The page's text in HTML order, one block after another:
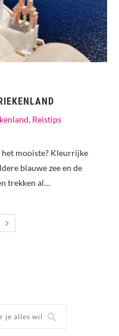
, Reistips
het mooiste? Kleurrijke
blauwe zee en de
trekken al…